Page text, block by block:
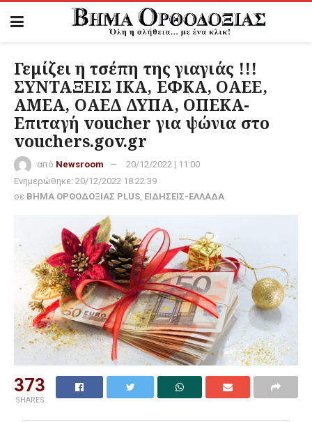
Γεμίζει η τσέπη της γιαγιάς !!!
ΣΥΝΤΑΞΕΙΣ ΙΚΑ, ΕΦΚΑ, ΟΑΕΕ,
ΑΜΕΑ, ΟΑΕΔ ΔΥΠΑ, ΟΠΕΚΑ-
Επιταγή voucher για ψώνια στο
vouchers.gov.gr
από Newsroom
20/12/2022 | 11:00
Ενημερώθηκε: 20/12/2022 18:22:39
σε ΒΗΜΑ ΟΡΘΟΔΟΞΙΑΣ PLUS, ΕΙΔΗΣΕΙΣ-ΕΛΛΑΔΑ
373
SHARES